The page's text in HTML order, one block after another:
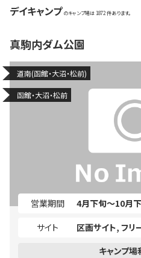
デイキャンプ 1872
真駒内ダム公園
道南(函館・大沼・松前)
函館・大沼・松前
営業期間
4月下旬～10月
サイト
区画サイト フリ